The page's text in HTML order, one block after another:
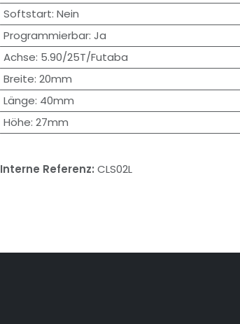
Softstart: Nein
Programmierbar: Ja
Achse: 5.90/25T/Futaba
Breite: 20mm
Länge: 40mm
Höhe: 27mm
Interne Referenz: CLS02L